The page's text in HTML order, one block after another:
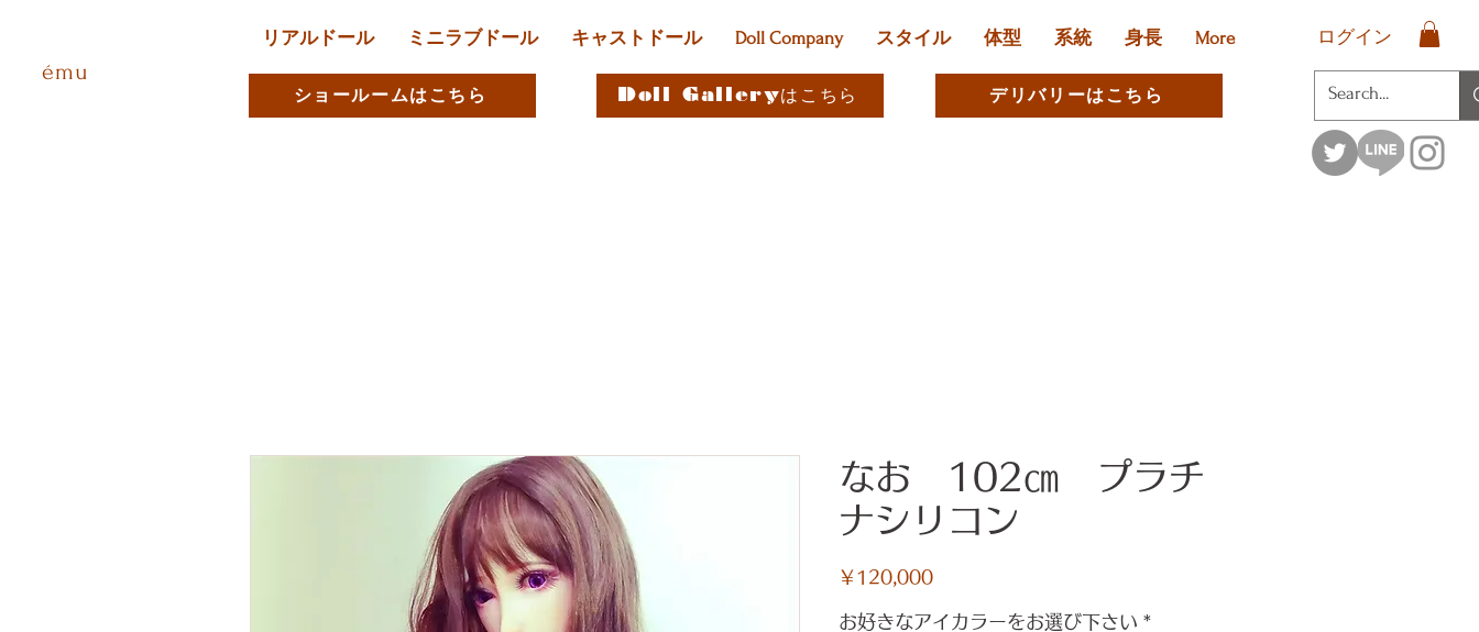
ému
ログイン
リアルドール ミニラブドール キャストドール Doll Company スタイル 体型 系統 身長 More
ショールームはこちら Doll Galleryはこちら デリバリーはこちら
なお 102㎝ プラチ
ナシリコン
￥120,000価
お好きなアイカラーをお選び下さい *